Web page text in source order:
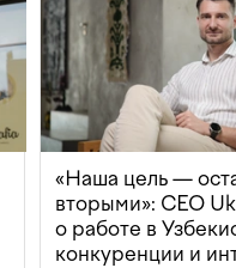
«Наша цель —
вторыми»: CEO
о работе в
конкуренции и